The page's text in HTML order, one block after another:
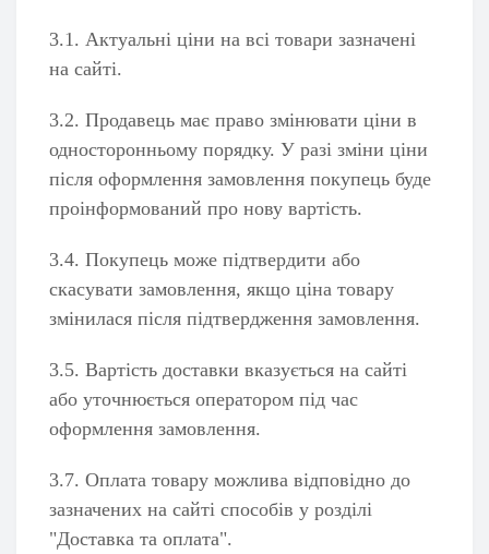
3.1. Актуальні ціни на всі товари зазначені
на сайті.
3.2. Продавець має право змінювати ціни в
односторонньому порядку. У разі зміни ціни
після оформлення замовлення покупець буде
проінформований про нову вартість.
3.4. Покупець може підтвердити або
скасувати замовлення, якщо ціна товару
змінилася після підтвердження замовлення.
3.5. Вартість доставки вказується на сайті
або уточнюється оператором під час
оформлення замовлення.
3.7. Оплата товару можлива відповідно до
зазначених на сайті способів у розділі
"Доставка та оплата".